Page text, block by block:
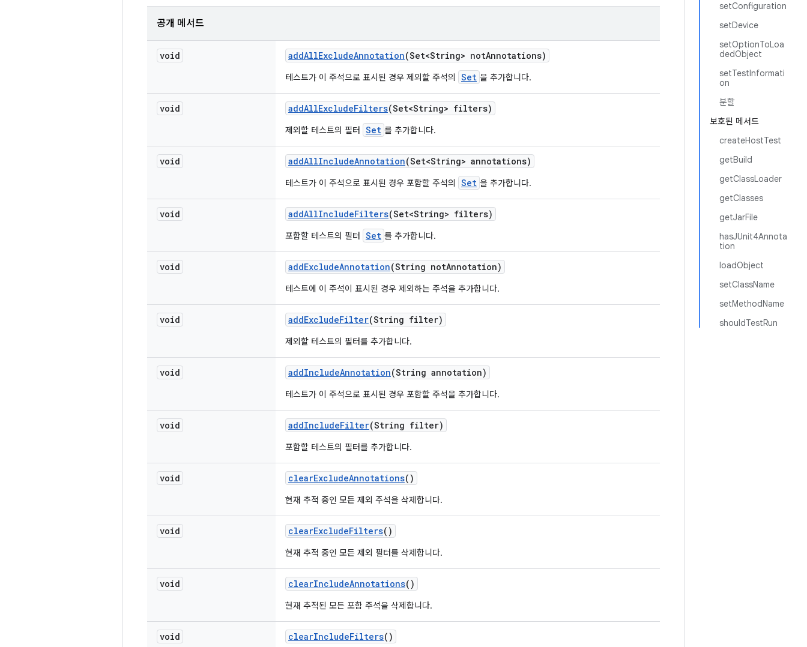
setConfiguration
setDevice
setOptionToLoa
dedObject
setTestInformati
on
분할
보호된 메서드
createHostTest
getBuild
getClassLoader
getClasses
getJarFile
hasJUnit4Annota
tion
loadObject
setClassName
setMethodName
shouldTestRun
공개 메서드
void addAllExcludeAnnotation(Set<String> notAnnotations)
테스트가 이 주석으로 표시된 경우 제외할 주석의 Set 을 추가합니다.
void addAllExcludeFilters(Set<String> filters)
제외할 테스트의 필터 Set 를 추가합니다.
void addAllIncludeAnnotation(Set<String> annotations)
테스트가 이 주석으로 표시된 경우 포함할 주석의 Set 을 추가합니다.
void addAllIncludeFilters(Set<String> filters)
포함할 테스트의 필터 Set 를 추가합니다.
void addExcludeAnnotation(String notAnnotation)
테스트에 이 주석이 표시된 경우 제외하는 주석을 추가합니다.
void addExcludeFilter(String filter)
제외할 테스트의 필터를 추가합니다.
void addIncludeAnnotation(String annotation)
테스트가 이 주석으로 표시된 경우 포함할 주석을 추가합니다.
void addIncludeFilter(String filter)
포함할 테스트의 필터를 추가합니다.
void clearExcludeAnnotations()
현재 추적 중인 모든 제외 주석을 삭제합니다.
void clearExcludeFilters()
현재 추적 중인 모든 제외 필터를 삭제합니다.
void clearIncludeAnnotations()
현재 추적된 모든 포함 주석을 삭제합니다.
void clearIncludeFilters()